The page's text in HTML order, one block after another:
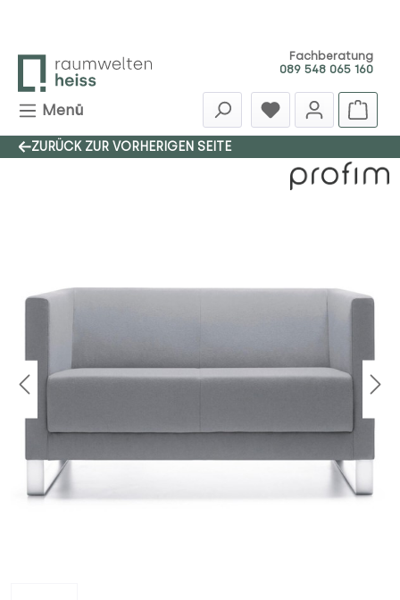
Fachberatung
089 548 065 160
Menü
ZURÜCK ZUR VORHERIGEN SEITE